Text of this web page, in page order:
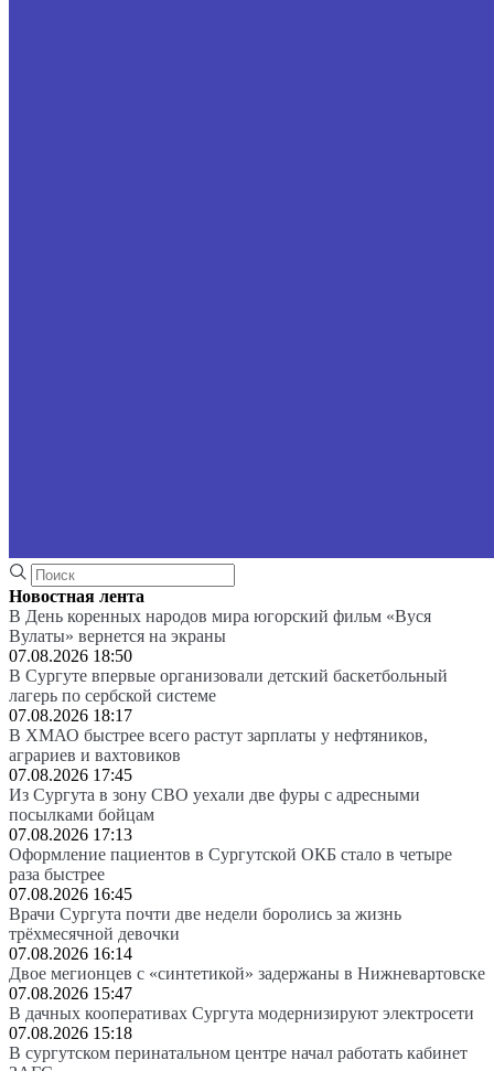
Новостная лента
В День коренных народов мира югорский фильм «Вуся
Вулаты» вернется на экраны
07.08.2026 18:50
В Сургуте впервые организовали детский баскетбольный
лагерь по сербской системе
07.08.2026 18:17
В ХМАО быстрее всего растут зарплаты у нефтяников,
аграриев и вахтовиков
07.08.2026 17:45
Из Сургута в зону СВО уехали две фуры с адресными
посылками бойцам
07.08.2026 17:13
Оформление пациентов в Сургутской ОКБ стало в четыре
раза быстрее
07.08.2026 16:45
Врачи Сургута почти две недели боролись за жизнь
трёхмесячной девочки
07.08.2026 16:14
Двое мегионцев с «синтетикой» задержаны в Нижневартовске
07.08.2026 15:47
В дачных кооперативах Сургута модернизируют электросети
07.08.2026 15:18
В сургутском перинатальном центре начал работать кабинет